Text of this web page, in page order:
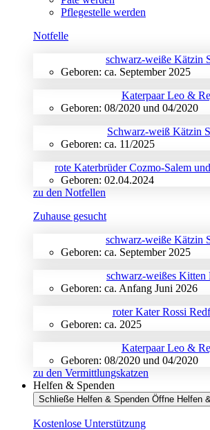
Pflegestelle werden
Notfelle
schwarz-weiße Kätzin
Geboren: ca. September 2025
Katerpaar Leo &
Geboren: 08/2020 und 04/2020
Schwarz-weiß Kätzin
Geboren: ca. 11/2025
rote Katerbrüder Cozmo-Salem
Geboren: 02.04.2024
zu den Notfellen
Zuhause gesucht
schwarz-weiße Kätzin
Geboren: ca. September 2025
schwarz-weißes Kitten
Geboren: ca. Anfang Juni 2026
roter Kater Rossi
Geboren: ca. 2025
Katerpaar Leo &
Geboren: 08/2020 und 04/2020
zu den Vermittlungskatzen
Helfen & Spenden
Schließe Helfen & Spenden Öffne Helfen
Kostenlose Unterstützung